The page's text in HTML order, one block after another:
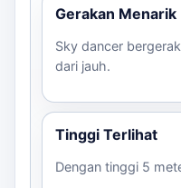
memesan. Hubungi
Gerakan Menarik
Sky dancer
dari jauh.
Tinggi Terlihat
Dengan tinggi 5